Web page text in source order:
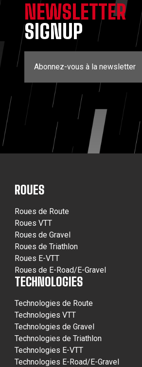
NEWSLETTER
SIGNUP
Abonnez-vous à la newsletter
ROUES
Roues de Route
Roues VTT
Roues de Gravel
Roues de Triathlon
Roues E-VTT
Roues de E-Road/E-Gravel
TECHNOLOGIES
Technologies de Route
Technologies VTT
Technologies de Gravel
Technologies de Triathlon
Technologies E-VTT
Technologies E-Road/E-Gravel